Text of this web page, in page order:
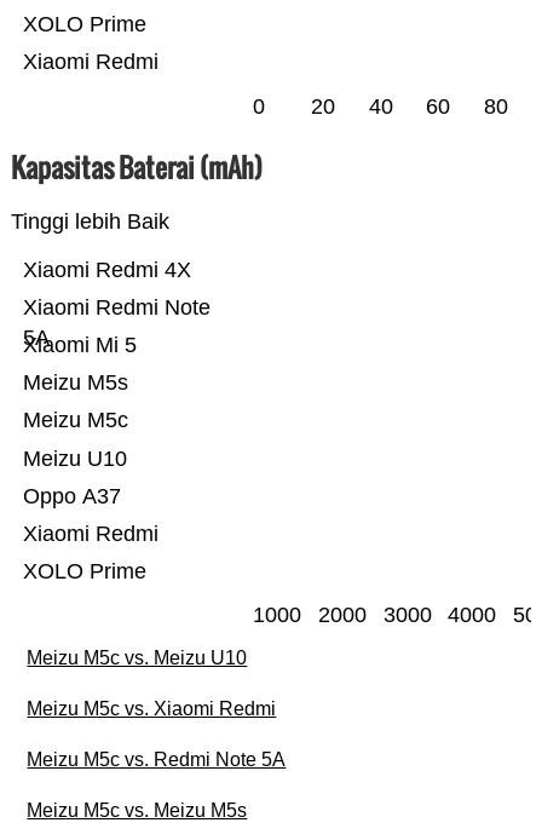
Xiaomi Redmi
XOLO Prime
0 20 40 60 80
Kapasitas Baterai (mAh)
Tinggi lebih Baik
XOLO Prime
Xiaomi Redmi
Oppo A37
Meizu U10
Meizu M5c
Meizu M5s
Xiaomi Mi 5
Xiaomi Redmi Note
5A
Xiaomi Redmi 4X
1000 2000 3000 4000
Meizu M5c vs. Meizu U10
Meizu M5c vs. Xiaomi Redmi
Meizu M5c vs. Redmi Note 5A
Meizu M5c vs. Meizu M5s